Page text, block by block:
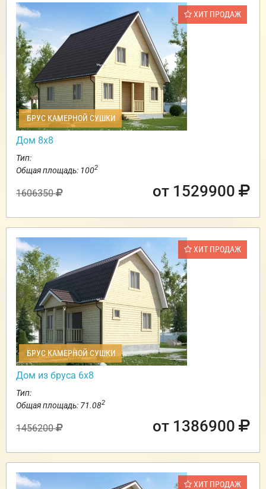
ХИТ ПРОДАЖ
БРУС КАМЕРНОЙ СУШКИ
Дом 8х8
Тип:
Общая площадь: 1002
1606350 от 1529900
ХИТ ПРОДАЖ
БРУС КАМЕРНОЙ СУШКИ
Дом из бруса 6х8
Тип:
Общая площадь: 71.082
1456200 от 1386900
ХИТ ПРОДАЖ